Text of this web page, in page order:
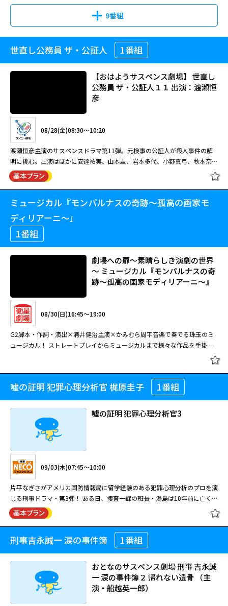
ス号”。トワイライト・エキスプレス号は札幌から大阪まで約22時間で走る
人気の寝台特急である。その車内で凶悪犯の竹内耕三（榎木孝明）と一緒に
なる。彼は6年前に婦女暴行傷害で十津川が逮捕した男だ。凶悪事件の予感
がして落ち着かない十津川だったが、列車は定刻どおり発車。間もなく殺人
予告メモが車内にばらまかれ、直子が誘拐されてしまう。十津川は、竹内を
怪しむが彼は狡猾に十津川の追及の手を逃れ続ける。そんな十津川の状況を
知った亀井が、急遽、停車駅の新津に駆けつけ、二人は捜査を本格的に開始
物たちの設定などは1990年当時のトレンドが色濃く反映されている。 主人
公のアシスタントパーサー・春野宴を演じるのは山田邦子。井森美幸、有森
役に扮する。 物語は、スチュワーデスらの奔放な青春と彼女たちに振り回
される宴の悪戦苦闘ぶり、そして家業の跡継ぎから逃れ結婚に向けて焦りま
くる姉・宴（山田）と妹・環（井森）による結婚競争？が軸となって展開さ
れる。そして、国際線ゆえに世界の各都市が毎回の舞台となるのも見どころ
のひとつ。 ※スチュワーデスの現在の呼称は、客室乗務員（CA）ですが、
初回放送当時（1990年）の呼称を文中に使用しました。
9番組
トップスチュワーデス物語「美人姉
妹！！空の激突」第1回
08/27(木)06:00～07:00
数々の流行語を生み出し、社会現象にもなった『スチュワーデス物語』から
6年後の1990年。当時のメインスタッフが再結集し、もうひとつの“物語”が
描かれた。元スチュワーデスの新米アシスタントパーサーとおちこぼれスチ
ュワーデスたちが国際線を舞台に大活躍？！するさまを描く。“根性”と“成
長”という『スチュワーデス物語』からのエッセンスは残しつつも、登場人
物たちの設定などは1990年当時のトレンドが色濃く反映されている。 主人
公のアシスタントパーサー・春野宴を演じるのは山田邦子。井森美幸、有森
也実、田中美奈子、とよた真帆、石田ひかりら総勢40名がスチュワーデス
役に扮する。 物語は、スチュワーデスらの奔放な青春と彼女たちに振り回
される宴の悪戦苦闘ぶり、そして家業の跡継ぎから逃れ結婚に向けて焦りま
くる姉・宴（山田）と妹・環（井森）による結婚競争？が軸となって展開さ
れる。そして、国際線ゆえに世界の各都市が毎回の舞台となるのも見どころ
初回放送当時（1990年）の呼称を文中に使用しました。
トップスチュワーデス物語「恋の太
平洋航路」第2回
08/28(金)06:00～07:00
6年後の1990年。当時のメインスタッフが再結集し、もうひとつの“物語”が
描かれた。元スチュワーデスの新米アシスタントパーサーとおちこぼれスチ
ュワーデスたちが国際線を舞台に大活躍？！するさまを描く。“根性”と“成
物たちの設定などは1990年当時のトレンドが色濃く反映されている。 主人
公のアシスタントパーサー・春野宴を演じるのは山田邦子。井森美幸、有森
也実、田中美奈子、とよた真帆、石田ひかりら総勢40名がスチュワーデス
役に扮する。 物語は、スチュワーデスらの奔放な青春と彼女たちに振り回
される宴の悪戦苦闘ぶり、そして家業の跡継ぎから逃れ結婚に向けて焦りま
くる姉・宴（山田）と妹・環（井森）による結婚競争？が軸となって展開さ
のひとつ。 ※スチュワーデスの現在の呼称は、客室乗務員（CA）ですが、
初回放送当時（1990年）の呼称を文中に使用しました。
ても、けられても！！」第3回
数々の流行語を生み出し、社会現象にもなった『スチュワーデス物語』から
6年後の1990年。当時のメインスタッフが再結集し、もうひとつの“物語”が
描かれた。元スチュワーデスの新米アシスタントパーサーとおちこぼれスチ
ュワーデスたちが国際線を舞台に大活躍？！するさまを描く。“根性”と“成
長”という『スチュワーデス物語』からのエッセンスは残しつつも、登場人
物たちの設定などは1990年当時のトレンドが色濃く反映されている。 主人
公のアシスタントパーサー・春野宴を演じるのは山田邦子。井森美幸、有森
也実、田中美奈子、とよた真帆、石田ひかりら総勢40名がスチュワーデス
役に扮する。 物語は、スチュワーデスらの奔放な青春と彼女たちに振り回
される宴の悪戦苦闘ぶり、そして家業の跡継ぎから逃れ結婚に向けて焦りま
くる姉・宴（山田）と妹・環（井森）による結婚競争？が軸となって展開さ
れる。そして、国際線ゆえに世界の各都市が毎回の舞台となるのも見どころ
のひとつ。 ※スチュワーデスの現在の呼称は、客室乗務員（CA）ですが、
初回放送当時（1990年）の呼称を文中に使用しました。
09/01(火)06:00～07:00
数々の流行語を生み出し、社会現象にもなった『スチュワーデス物語』から
6年後の1990年。当時のメインスタッフが再結集し、もうひとつの“物語”が
描かれた。元スチュワーデスの新米アシスタントパーサーとおちこぼれスチ
ュワーデスたちが国際線を舞台に大活躍？！するさまを描く。“根性”と“成
長”という『スチュワーデス物語』からのエッセンスは残しつつも、登場人
公のアシスタントパーサー・春野宴を演じるのは山田邦子。井森美幸、有森
也実、田中美奈子、とよた真帆、石田ひかりら総勢40名がスチュワーデス
役に扮する。 物語は、スチュワーデスらの奔放な青春と彼女たちに振り回
される宴の悪戦苦闘ぶり、そして家業の跡継ぎから逃れ結婚に向けて焦りま
トップスチュワーデス物語「泣いて
たまるか、根性だ！！」第5回
世直し公務員 ザ・公証人 1番組
【おはようサスペンス劇場】 世直し
公務員 ザ・公証人１１ 出演：渡瀬恒
彦
08/28(金)08:30～10:20
渡瀬恒彦主演のサスペンスドラマ第11弾。元検事の公証人が殺人事件の解
明に挑む。出演はほかに安達祐実、山本圭、岩本多代、小野真弓、秋本奈緒
美、徳井優、蟹江敬三。 ある日、元検事の公証人・真山壱成（渡瀬恒彦）
が働く公証役場に、病院職員の長谷部美佳（小野真弓）が訪ねてきた。両親
しいという。美佳には兄が二人いるが、長男はすでに他界、次男の雄二（金
子裕）の妻・ゆかり（秋本奈緒美）は両親や美佳とは折り合いが悪かった。
だがその矢先、美佳が何者かに殺されてしまう・・・。
【おはようサスペンス劇場】 世直し
08/28(金)08:30～10:20
渡瀬恒彦主演のサスペンスドラマ第11弾。元検事の公証人が殺人事件の解
明に挑む。出演はほかに安達祐実、山本圭、岩本多代、小野真弓、秋本奈緒
美、徳井優、蟹江敬三。 ある日、元検事の公証人・真山壱成（渡瀬恒彦）
が働く公証役場に、病院職員の長谷部美佳（小野真弓）が訪ねてきた。両親
が暮らす実家を建て直したいが、親族とトラブルにならない手段を教えてほ
しいという。美佳には兄が二人いるが、長男はすでに他界、次男の雄二（金
子裕）の妻・ゆかり（秋本奈緒美）は両親や美佳とは折り合いが悪かった。
閉じる
ミュージカル『モンパルナスの奇跡～孤高の画家モ
ディリアーニ～』
1番組
劇場への扉～素晴らしき演劇の世界
～ ミュージカル『モンパルナスの奇
跡～孤高の画家モディリアーニ～』
08/30(日)16:45～19:00
G2脚本・作詞・演出×浦井健治主演×かみむら周平音楽で奏でる珠玉のミ
ュージカル！ ストレートプレイからミュージカルまで様々な作品を手掛け
るG2が長年構想を温めてきたオリジナル・ミュージカル。20世紀初頭、モ
作。この激動の時代を生き、芸術界において“稀代の美男芸術家”と言われる
アメデオ・モディリアーニを浦井健治が演じ、G2と初めてのタッグを組
む。また、彼の才能に惚れ込み、支え続けた詩人レオポルド・ズボロフスキ
ーに稲葉友。本作で、本格ミュージカル初出演。また、モディリアーニの運
命の女性であり、彼の多くの絵画のモデルにもなっているジャンヌ・エビュ
テルヌを宮澤佐江が演じ、浦井とも3度目の共演を果たす。 本編終了後に
は、浦井健治SPインタビューを放送。本作を掘り下げることのできるアフ
タートークをお楽しみに。 【あらすじ】 第一次世界大戦下のパリ。 無名の
画家モディリアーニ（浦井健治）は孤高の画風で批評家を寄せつけず、毎夜
カフェで客をスケッチし売り歩いては日々をしのいでいた。ポーランドの若
き詩人・ズボロフスキー（稲葉友）はモディリアーニの絵に感動し、彼を成
功に導こうと自ら画商に転身する。だが、前途には想像を超えた障壁が待ち
受けていた。パリ・モンパルナスの街で繰り広げられる、ふたりの男の友情
と葛藤、愛と裏切り、警察沙汰、戦争の影、生と死。やがてモディリアーニ
はうら若き女性ジャンヌ（宮澤佐江）との愛にのめり込み、衝撃のラストへ
と突き進んでいく。 （2024年6月15日～23日 東京・よみうり大手町ホー
劇場への扉～素晴らしき演劇の世界
～ ミュージカル『モンパルナスの奇
跡～孤高の画家モディリアーニ～』
08/30(日)16:45～19:00
G2脚本・作詞・演出×浦井健治主演×かみむら周平音楽で奏でる珠玉のミ
ュージカル！ ストレートプレイからミュージカルまで様々な作品を手掛け
るG2が長年構想を温めてきたオリジナル・ミュージカル。20世紀初頭、モ
ンパルナス界隈の芸術が溢れかえっていた時代を題材に繰り広げられる本
作。この激動の時代を生き、芸術界において“稀代の美男芸術家”と言われる
アメデオ・モディリアーニを浦井健治が演じ、G2と初めてのタッグを組
む。また、彼の才能に惚れ込み、支え続けた詩人レオポルド・ズボロフスキ
ーに稲葉友。本作で、本格ミュージカル初出演。また、モディリアーニの運
命の女性であり、彼の多くの絵画のモデルにもなっているジャンヌ・エビュ
は、浦井健治SPインタビューを放送。本作を掘り下げることのできるアフ
タートークをお楽しみに。 【あらすじ】 第一次世界大戦下のパリ。 無名の
画家モディリアーニ（浦井健治）は孤高の画風で批評家を寄せつけず、毎夜
カフェで客をスケッチし売り歩いては日々をしのいでいた。ポーランドの若
嘘の証明 犯罪心理分析官 梶原圭子 1番組
嘘の証明 犯罪心理分析官3
09/03(木)07:45～10:00
片平なぎさがアメリカ国防情報局に留学経験のある犯罪心理分析のプロを演
じる刑事ドラマ・第3弾！ ある日、捜査一課の班長・湯島は10年前に亡くな
った妻の法事に参加していた。崖から転落死した妻の事件は、事故か自殺と
して処理されたが、湯島は未だその結論に納得できずにいた。法事では妻の
友人・紺野から「話したいことがある」と声を掛けられ、後日合う約束をし
た湯島。しかし約束の日、紺野は変死体として発見されてしまい…。
嘘の証明 犯罪心理分析官3
09/03(木)07:45～10:00
刑事吉永誠一 涙の事件簿 1番組
おとなのサスペンス劇場 刑事 吉永誠
一 涙の事件簿２ 帰れない遺骨 （主
演・船越英一郎）